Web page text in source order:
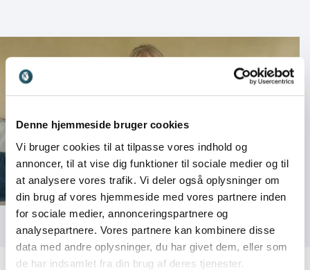
Denne hjemmeside bruger cookies
Vi bruger cookies til at tilpasse vores indhold og
annoncer, til at vise dig funktioner til sociale medier og til
at analysere vores trafik. Vi deler også oplysninger om
din brug af vores hjemmeside med vores partnere inden
for sociale medier, annonceringspartnere og
analysepartnere. Vores partnere kan kombinere disse
data med andre oplysninger, du har givet dem, eller som
de har indsamlet fra din brug af deres tjenester.